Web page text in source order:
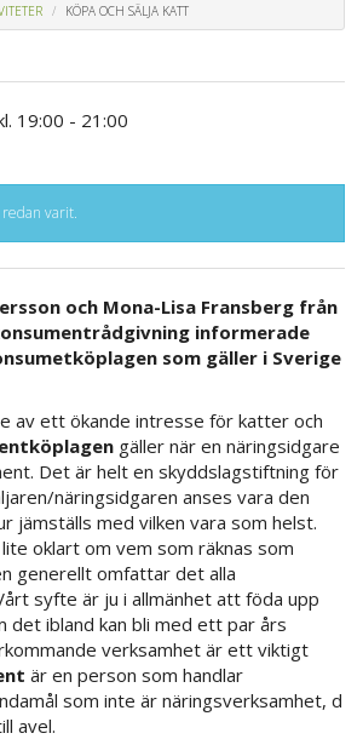
KÖPA OCH SÄLJA KATT
19:00 - 21:00
varit.
och Mona-Lisa Fransberg från
informerade
som gäller i Sverige
av ett ökande intresse för katter och
gäller när en näringsidgare
Det är helt en skyddslagstiftning för
näringsidgaren anses vara den
jämställs med vilken vara som helst.
oklart om vem som räknas som
generellt omfattar det alla
syfte är ju i allmänhet att föda upp
det ibland kan bli med ett par års
verksamhet är ett viktigt
är en person som handlar
som inte är näringsverksamhet, d
avel.